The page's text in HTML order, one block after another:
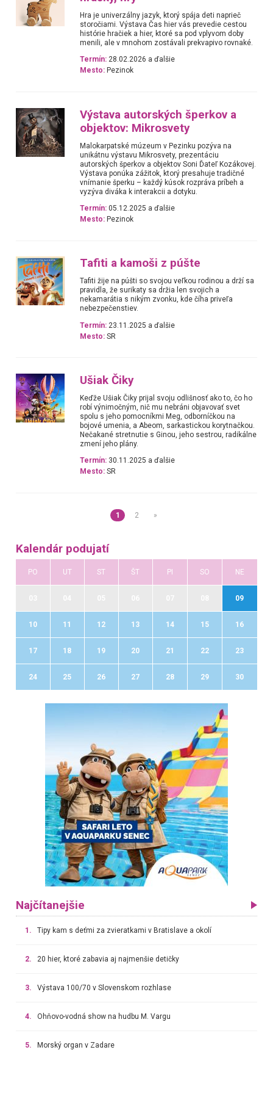
Hra je univerzálny jazyk, ktorý spája deti naprieč
storočiami. Výstava Čas hier vás prevedie cestou
histórie hračiek a hier, ktoré sa pod vplyvom doby
menili, ale v mnohom zostávali prekvapivo rovnaké.
Termín: 28.02.2026 a ďalšie
Mesto: Pezinok
Výstava autorských šperkov a
objektov: Mikrosvety
Malokarpatské múzeum v Pezinku pozýva na
unikátnu výstavu Mikrosvety, prezentáciu
autorských šperkov a objektov Soni Ďateľ Kozákovej.
Výstava ponúka zážitok, ktorý presahuje tradičné
vnímanie šperku – každý kúsok rozpráva príbeh a
vyzýva diváka k interakcii a dotyku.
Termín: 05.12.2025 a ďalšie
Mesto: Pezinok
Tafiti a kamoši z púšte
Tafiti žije na púšti so svojou veľkou rodinou a drží sa
pravidla, že surikaty sa držia len svojich a
nekamarátia s nikým zvonku, kde číha priveľa
nebezpečenstiev.
Termín: 23.11.2025 a ďalšie
Mesto: SR
Ušiak Čiky
Keďže Ušiak Čiky prijal svoju odlišnosť ako to, čo ho
robí výnimočným, nič mu nebráni objavovať svet
spolu s jeho pomocníkmi Meg, odborníčkou na
bojové umenia, a Abeom, sarkastickou korytnačkou.
Nečakané stretnutie s Ginou, jeho sestrou, radikálne
zmení jeho plány.
Termín: 30.11.2025 a ďalšie
Mesto: SR
1 2 »
Kalendár podujatí
PO UT ST ŠT PI SO NE
09
10 11 12 13 14 15 16
17 18 19 20 21 22 23
24 25 26 27 28 29 30
Najčítanejšie
1. Tipy kam s deťmi za zvieratkami v Bratislave a okolí
2. 20 hier, ktoré zabavia aj najmenšie detičky
3. Výstava 100/70 v Slovenskom rozhlase
4. Ohňovo-vodná show na hudbu M. Vargu
5. Morský organ v Zadare